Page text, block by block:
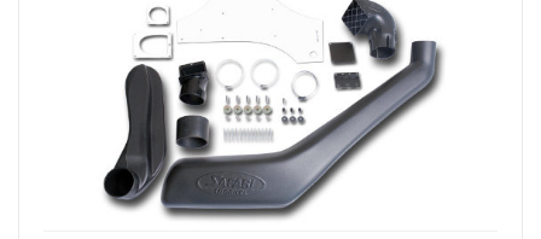
того не известно какие ямы могут быть даже в самом
невинном броде. В большинстве случаев попадание
воды в цилиндры работающего двигателя - фатально.
Вода, как известно, в отличие от воздуха несжимаема,
соответственно гнутся шатуны, "поднимаются"
головки моторов, ломаются коленвалы.